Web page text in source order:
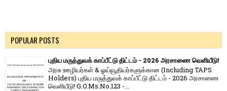
POPULAR POSTS
புதிய மருத்துவக் காப்பீட்டு திட்டம் - 2026 அரசாணை வெளியீடு!
அரசு ஊழியர்கள் & ஓய்வூதியர்களுக்கான (Including TAPS
Holders) புதிய மருத்துவக் காப்பீட்டு திட்டம் - 2026 அரசாணை
வெளியீடு! G.O.Ms.No.123 -...